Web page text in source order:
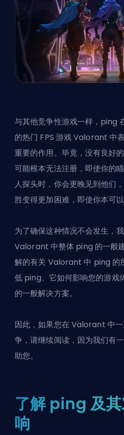
与其他竞争性游戏一样， ping
的热门 FPS 游戏Valorant 中
重要的作用。毕竟，没有良好
可能根本无法注册，即使你的
人探头时，你会更晚见到他们
胜变得更加困难，即使你本可以
为了确保这种情况不会发生，
Valorant 中整体 ping 的一般
解的有关 Valorant 中 ping 的
低 ping、它如何影响您的游戏
的一般解决方案。
因此，如果您在 Valorant 中
争，请继续阅读，因为我们有
助您。
了解 ping 及
响